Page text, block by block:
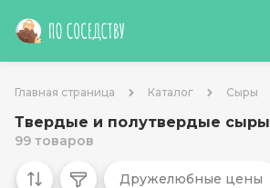
Главная страница Каталог Сыры
Твердые и полутвердые сыры
99 товаров
Дружелюбные цены